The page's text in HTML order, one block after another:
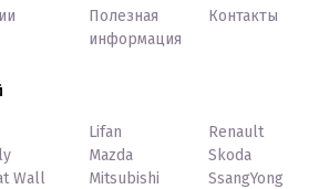
Полезная
информация
Контакты
Wall
Lifan
Mazda
Mitsubishi
Renault
Skoda
SsangYong